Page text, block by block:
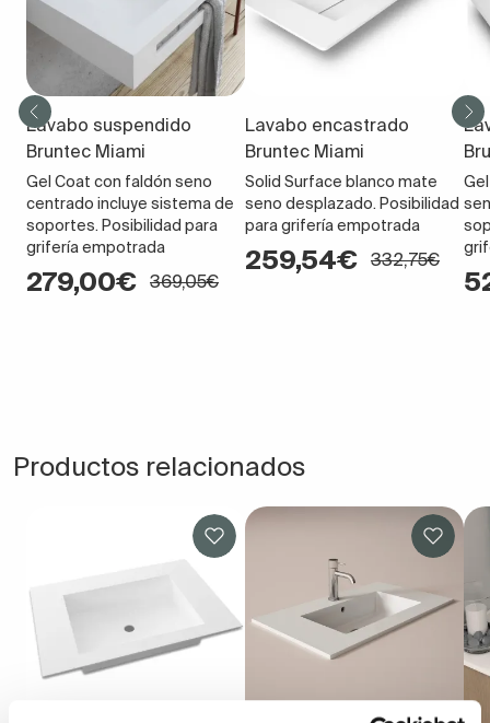
Lavabo suspendido
Bruntec Miami
Gel Coat con faldón seno
centrado incluye sistema de
soportes. Posibilidad para
grifería empotrada
279,00€ 369,05€
Lavabo encastrado
Bruntec Miami
Solid Surface blanco mate
seno desplazado. Posibilidad
para grifería empotrada
259,54€ 332,75€
Productos relacionados